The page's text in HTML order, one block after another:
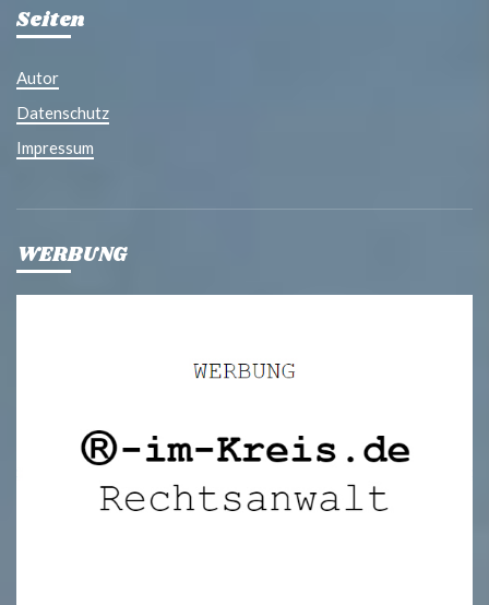
Seiten
Autor
Datenschutz
Impressum
WERBUNG